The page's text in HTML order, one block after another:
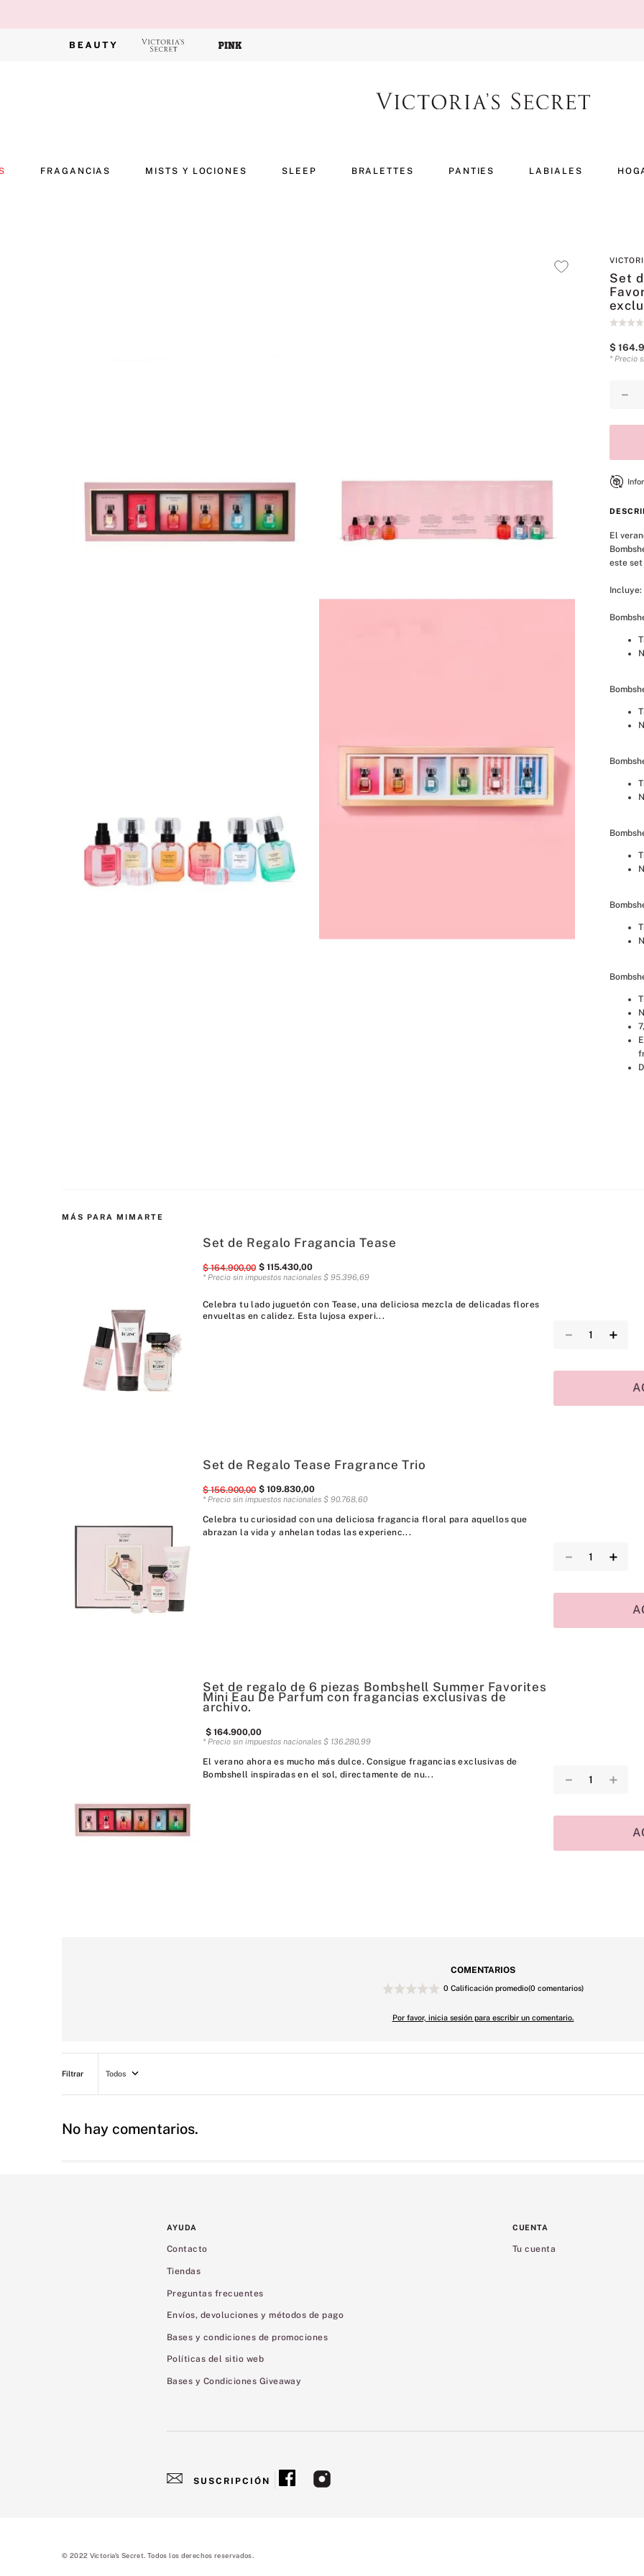
FRAGANCIAS MISTS Y LOCIONES SLEEP BRALETTES PANTIES LABIALES
Set
$ 164.
* Precio
－
El
este set
Incluye:
MÁS PARA MIMARTE
Set de Regalo Fragancia Tease
$ 164.900,00 $ 115.430,00
* Precio sin impuestos nacionales $ 95396 69
Celebra tu lado juguetón con Tease, una deliciosa mezcla de delicadas flores
envueltas en calidez. Esta lujosa experi...
＋
－
Set de Regalo Tease Fragrance Trio
$ 156.900,00 $ 109.830,00
* Precio sin impuestos nacionales $ 90.768,60
Celebra tu curiosidad con una deliciosa fragancia floral para aquellos que
abrazan la vida y anhelan todas las experienc...
＋
－
Set de regalo de 6 piezas Bombshell Summer Favorites
Mini Eau De Parfum con fragancias exclusivas de
archivo.
$ 164.900,00
* Precio sin impuestos nacionales $ 136.280,99
El verano ahora es mucho más dulce. Consigue fragancias exclusivas de
Bombshell inspiradas en el sol, directamente de nu...
＋
－
COMENTARIOS
0 Calificación promedio(0 comentarios)
Por favor, inicia sesión para escribir un comentario.
Todos
No hay comentarios.
AYUDA
Contacto
Tiendas
Preguntas frecuentes
Envíos, devoluciones y métodos de pago
Bases y condiciones de promociones
Políticas del sitio web
Bases y Condiciones Giveaway
CUENTA
Tu cuenta
SUSCRIPCIÓN
© 2022 Victoria's Secret. Todos los derechos reservados.